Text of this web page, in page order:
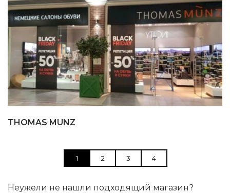
THOMAS MUNZ
1 2 3 4
Неужели не нашли подходящий магазин?